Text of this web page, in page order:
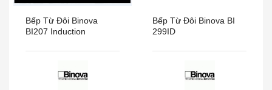
Bếp Từ Đôi Binova
BI207 Induction
Bếp Từ Đôi Binova BI
299ID